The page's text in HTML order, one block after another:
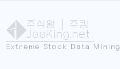
주식왕 | 주킹
JooKing.net
Extreme Stock Data Mining